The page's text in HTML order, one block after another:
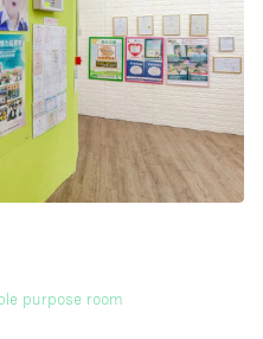
purpose room